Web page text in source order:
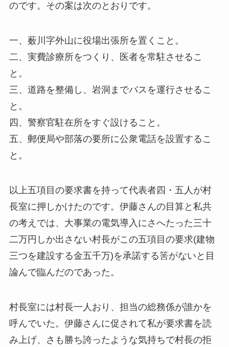
のです。その案は次のとおりです。
一、薮川字外山に役場出張所を置くこと。
二、実費診療所をつくり、医者を常駐させるこ
と。
三、道路を整備し、岩洞までバスを運行させるこ
と。
四、警察官駐在所をすぐ設けること。
五、郵便局や部落の要所に公衆電話を設置するこ
と。
以上五項目の要求書を持って代表者四・五人が村
長室に押しかけたのです。伊藤さんの目算と私共
の考えでは、大事業の電気導入にさへたった三十
二万円しか出さない村長がこの五項目の要求(建物
三つを建設する金五千万)を承諾する筈がないと目
論んで臨んだのであった。
村長室には村長一人おり、担当の総務係が誰かを
呼んでいた。伊藤さんに促されて私が要求書を読
み上げ、さも勝ち誇ったような気持ちで村長の拒